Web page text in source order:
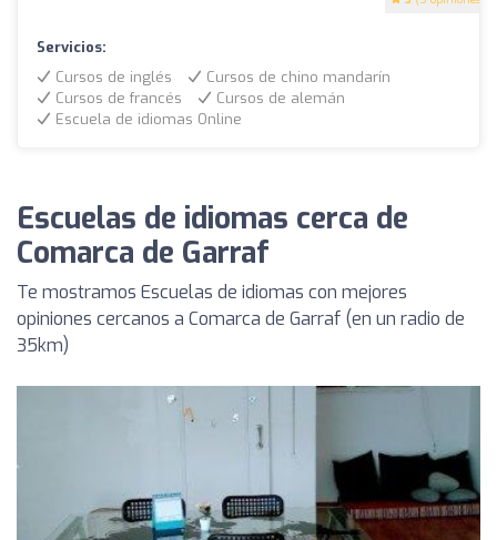
Servicios:
Cursos de inglés
Cursos de chino mandarín
Cursos de francés
Cursos de alemán
Escuela de idiomas Online
Escuelas de idiomas cerca de
Comarca de Garraf
Te mostramos Escuelas de idiomas con mejores
opiniones cercanos a Comarca de Garraf (en un radio de
35km)